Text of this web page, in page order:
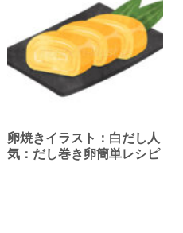
卵焼きイラスト：白だし人
気：だし巻き卵簡単レシピ